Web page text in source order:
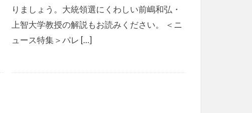
りましょう。大統領選にくわしい前嶋和弘・
上智大学教授の解説もお読みください。 ＜ニ
ュース特集＞パレ […]